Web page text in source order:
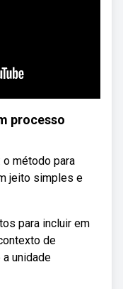
processo
o método para
jeito simples e
para incluir em
de
unidade